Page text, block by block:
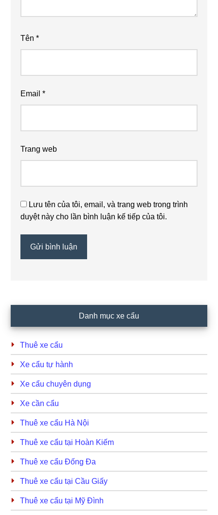
Tên*
Email*
Trang web
Lưu tên của tôi, email, và trang web trong trình
duyệt này cho lần bình luận kế tiếp của tôi.
Sidebar
Danh mục xe cẩu
Thuê xe cẩu
Xe cẩu tự hành
Xe cẩu chuyên dụng
Xe cần cẩu
Thuê xe cẩu Hà Nội
Thuê xe cẩu tại Hoàn Kiếm
Thuê xe cẩu Đống Đa
Thuê xe cẩu tại Cầu Giấy
Thuê xe cẩu tại Mỹ Đình